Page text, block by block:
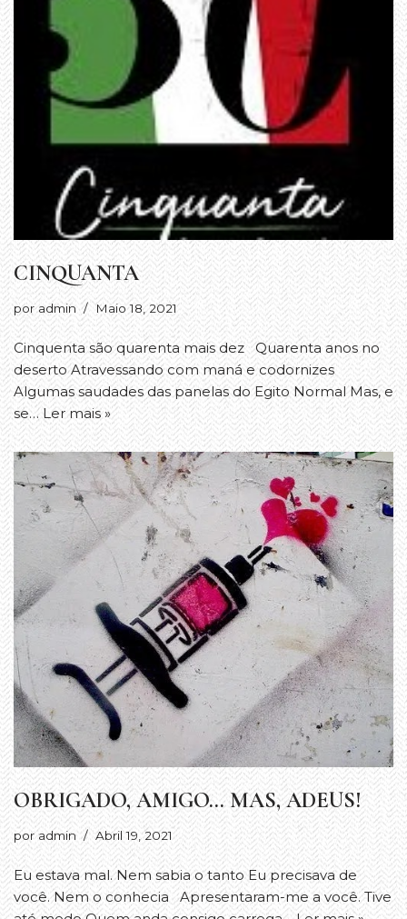
CINQUANTA
poradmin Maio 18, 2021
Cinquenta são quarenta mais dez Quarenta anos no
deserto Atravessando com maná e codornizes
Algumas saudades das panelas do Egito Normal Mas, e
se… Ler mais »
OBRIGADO, AMIGO… MAS, ADEUS!
poradmin Abril 19, 2021
Eu estava mal. Nem sabia o tanto Eu precisava de
você. Nem o conhecia Apresentaram-me a você. Tive